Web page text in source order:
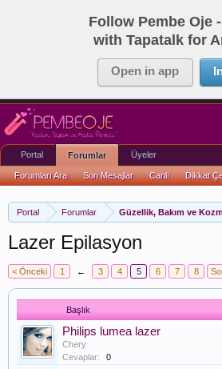
Follow Pembe Oje
with Tapatalk for
Open in app
Portal Forumlar Güzellik, Bakım ve
Lazer Epilasyon
< Önceki 1 ← 3 4 5 6 7 8
Başlık
Philips lumea lazer
Chery
Cevaplar:
0
Portal Forumlar
Forumları Ara Son Mesajlar Canlı Dikkat
Üyeler